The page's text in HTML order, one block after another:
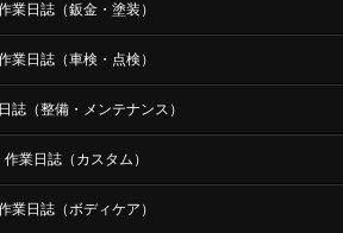
業日誌（鈑金・塗装）
業日誌（車検・点検）
誌（整備・メンテナンス）
作業日誌（カスタム）
業日誌（ボディケア）